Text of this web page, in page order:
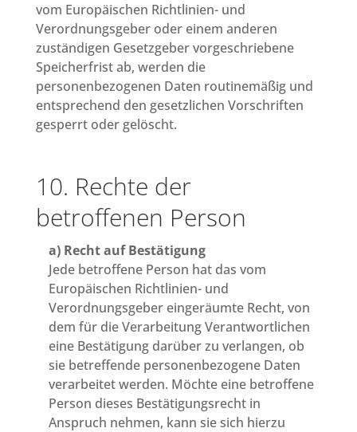
vom Europäischen Richtlinien- und
Verordnungsgeber oder einem anderen
zuständigen Gesetzgeber vorgeschriebene
Speicherfrist ab, werden die
personenbezogenen Daten routinemäßig und
entsprechend den gesetzlichen Vorschriften
gesperrt oder gelöscht.
10. Rechte der
betroffenen Person
a) Recht auf Bestätigung
Jede betroffene Person hat das vom
Europäischen Richtlinien- und
Verordnungsgeber eingeräumte Recht, von
dem für die Verarbeitung Verantwortlichen
eine Bestätigung darüber zu verlangen, ob
sie betreffende personenbezogene Daten
verarbeitet werden. Möchte eine betroffene
Person dieses Bestätigungsrecht in
Anspruch nehmen, kann sie sich hierzu